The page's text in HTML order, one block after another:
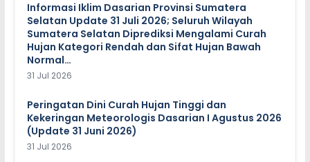
Informasi Iklim Dasarian Provinsi Sumatera
Selatan Update 31 Juli 2026; Seluruh Wilayah
Sumatera Selatan Diprediksi Mengalami Curah
Hujan Kategori Rendah dan Sifat Hujan Bawah
Normal…
31 Jul 2026
Peringatan Dini Curah Hujan Tinggi dan
Kekeringan Meteorologis Dasarian I Agustus 2026
(Update 31 Juni 2026)
31 Jul 2026